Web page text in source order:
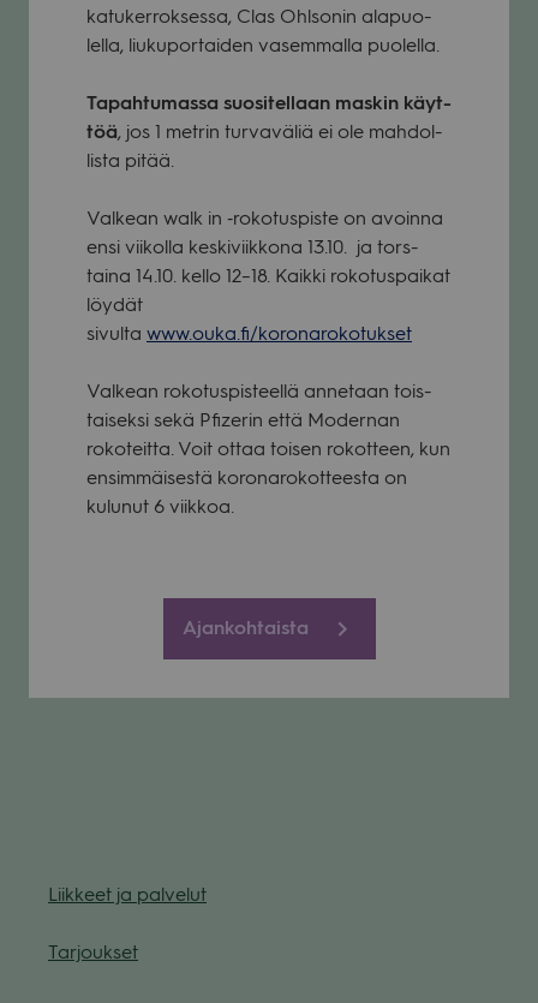
katu­ker­rok­sessa, Clas Ohl­so­nin ala­puo­
lella, liu­ku­por­tai­den vasem­malla puo­lella.
Tapah­tu­massa suo­si­tel­laan mas­kin käyt­
töä, jos 1 met­rin tur­va­vä­liä ei ole mah­dol­
lista pitää.
Val­kean walk in ‑roko­tus­piste on avoinna
ensi vii­kolla kes­ki­viik­kona 13.10. ja tors­
taina 14.10. kello 12–18. Kaikki roko­tus­pai­kat
löy­dät
sivulta www.ouka.fi/koronarokotukset
Val­kean roko­tus­pis­teellä anne­taan tois­
tai­seksi sekä Pfize­rin että Moder­nan
roko­teitta. Voit ottaa toi­sen rokot­teen, kun
ensim­mäi­sestä koro­na­ro­kot­teesta on
kulu­nut 6 viik­koa.
Ajankohtaista
Liik­keet ja pal­ve­lut
Tar­jouk­set